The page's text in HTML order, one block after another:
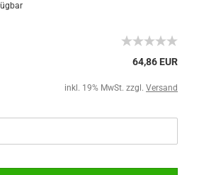
64,86 EUR
inkl. 19% MwSt. zzgl. Versand